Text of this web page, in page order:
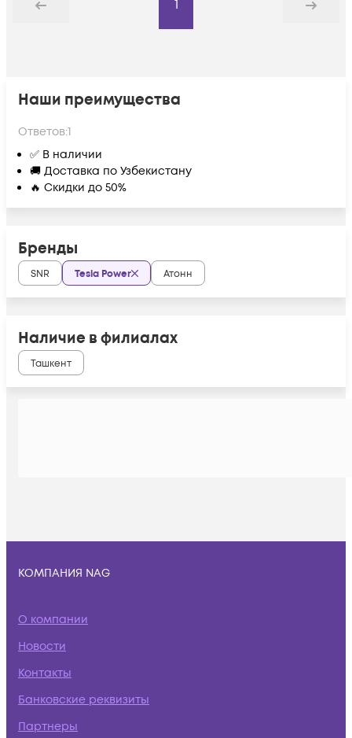
Назад
1
Дальше
Наши преимущества
Ответов:1
✅ В наличии
🚚 Доставка по Узбекистану
🔥 Скидки до 50%
Бренды
SNR Tesla Power Атонн
Наличие в филиалах
Ташкент
КОМПАНИЯ NAG
О компании
Новости
Контакты
Банковские реквизиты
Партнеры